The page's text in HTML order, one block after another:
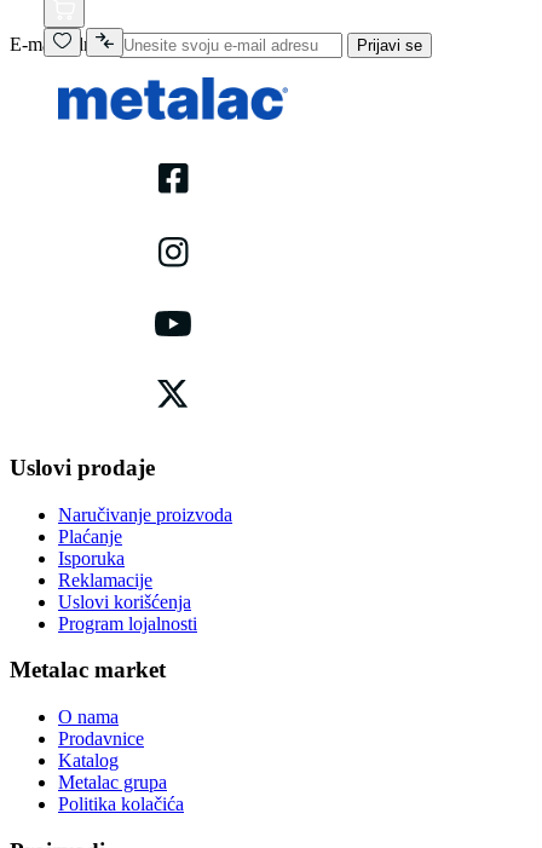
E-mail adresa Prijavi se
Uslovi prodaje
Naručivanje proizvoda
Plaćanje
Isporuka
Reklamacije
Uslovi korišćenja
Program lojalnosti
Metalac market
O nama
Prodavnice
Katalog
Metalac grupa
Politika kolačića